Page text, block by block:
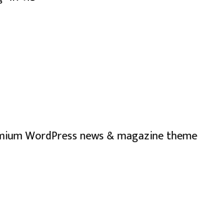
WordPress news & magazine theme